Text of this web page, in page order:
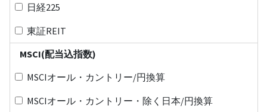
日経225
東証REIT
MSCI(配当込指数)
MSCIオール・カントリー/円換算
MSCIオール・カントリー・除く日本/円換算